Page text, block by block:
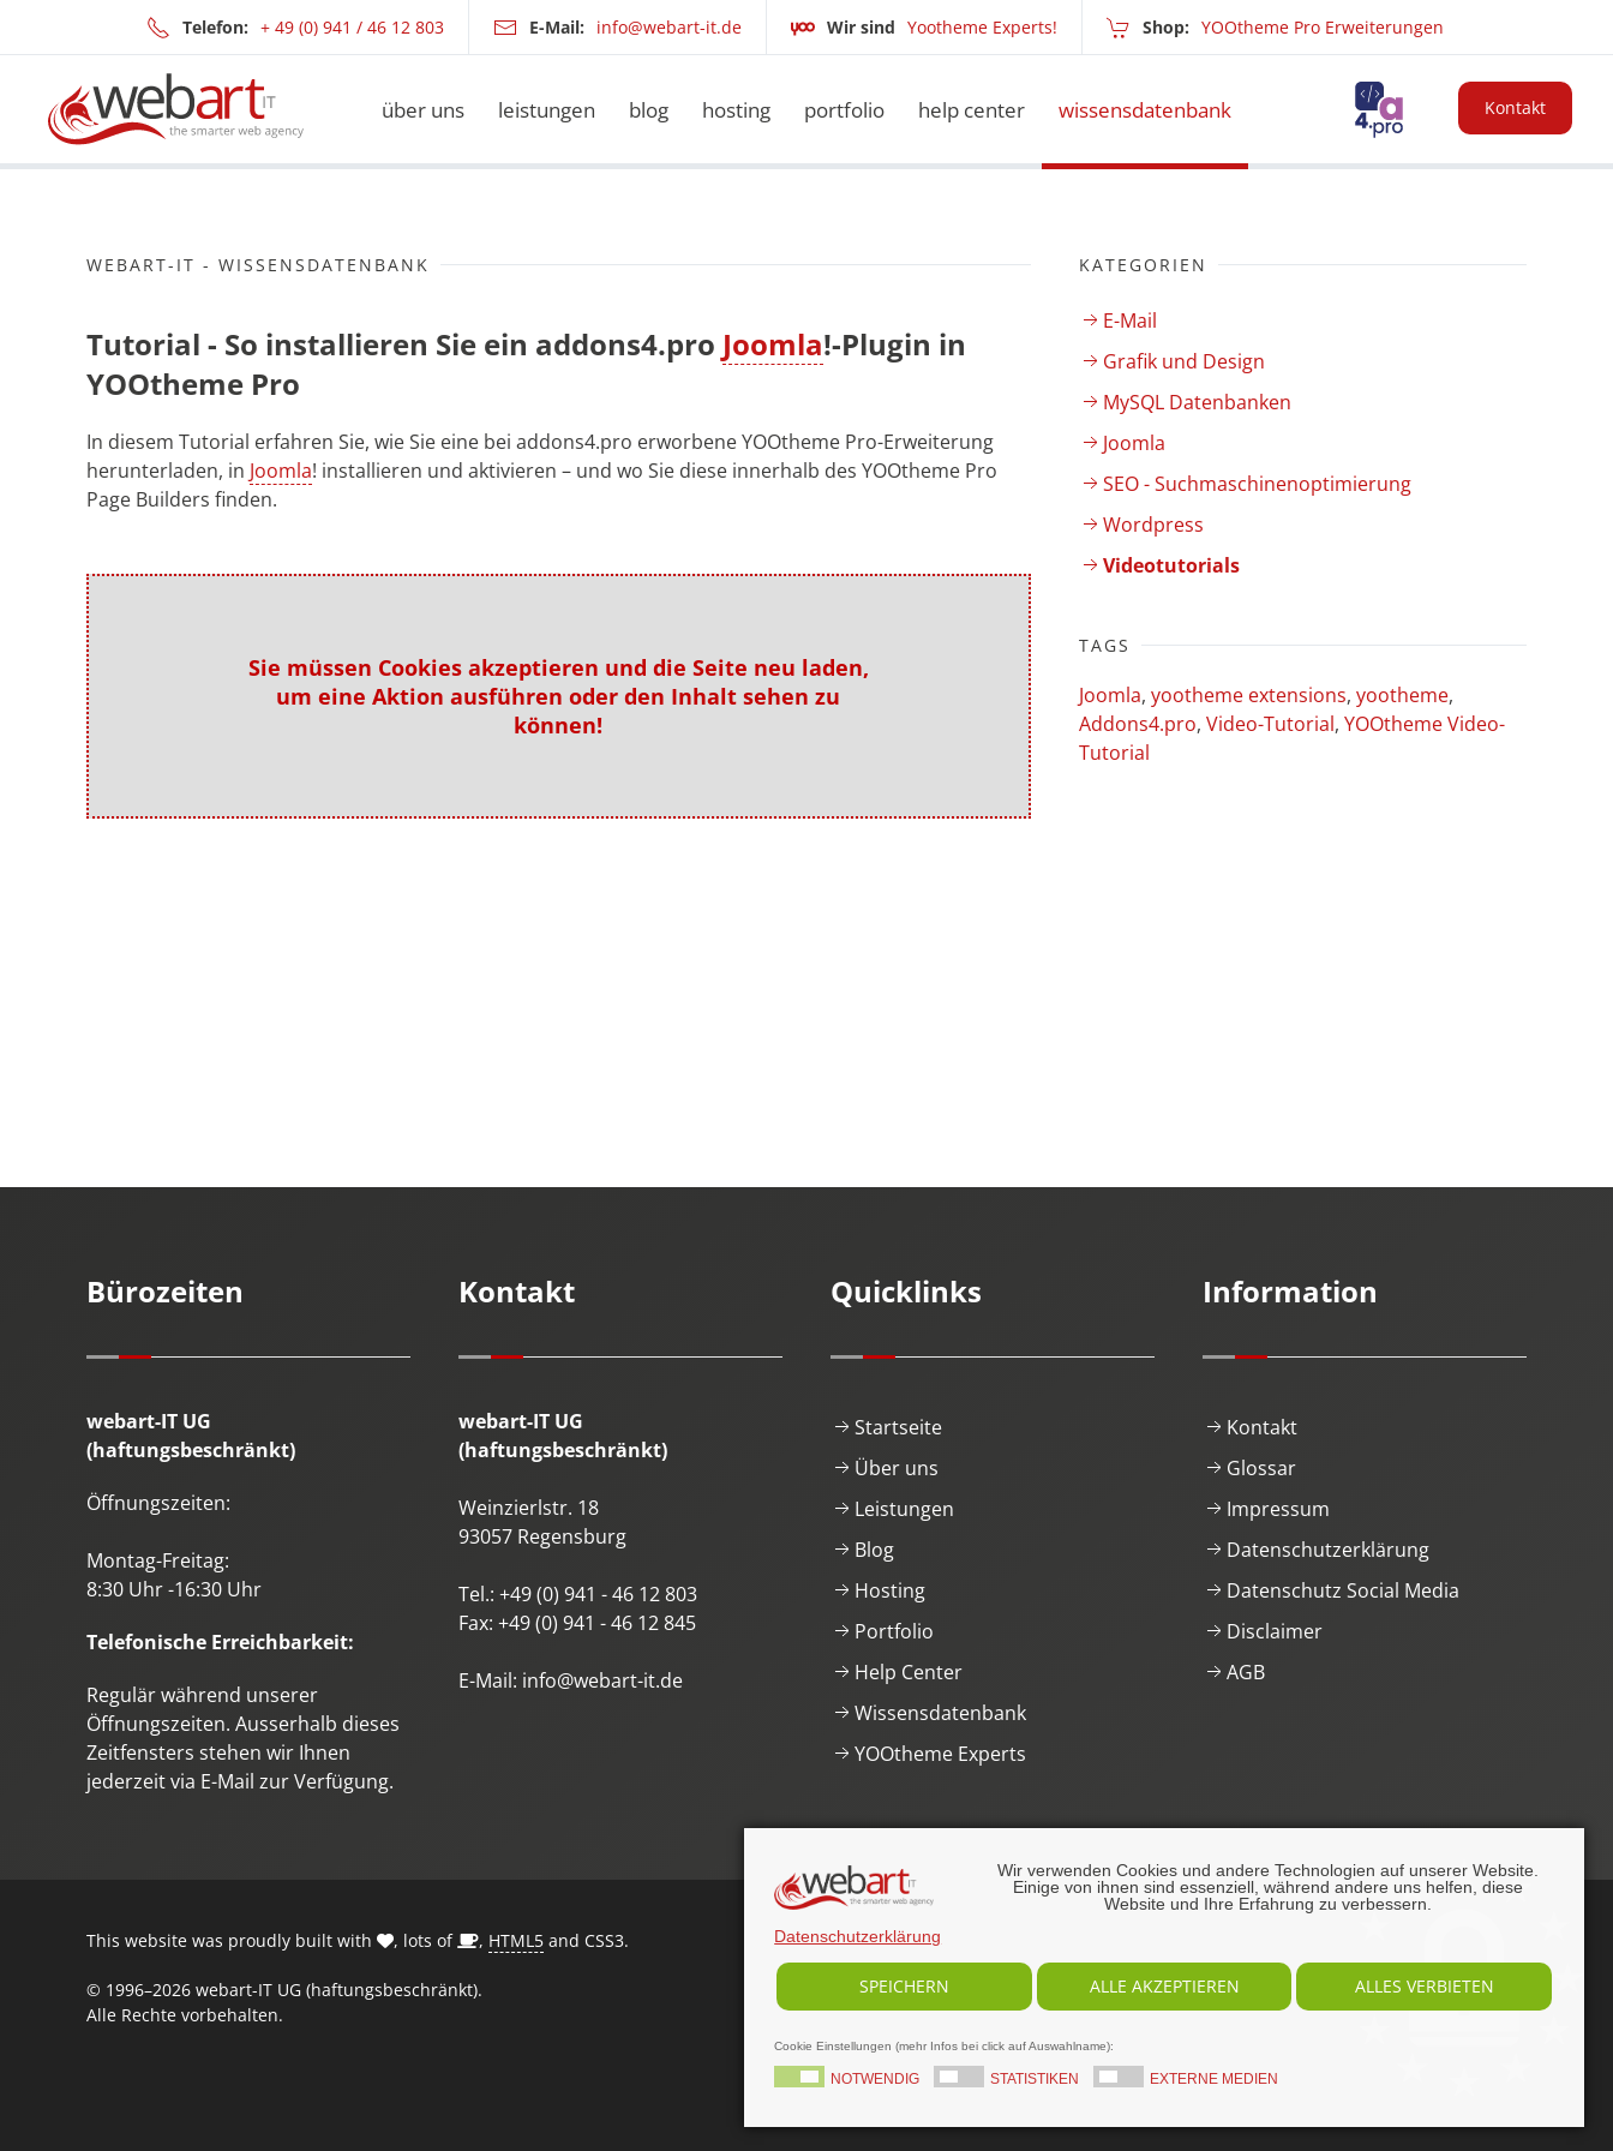
Wir verwenden Cookies und andere Technologien auf unserer Website.
Einige von ihnen sind essenziell, während andere uns helfen, diese
Website und Ihre Erfahrung zu verbessern.
Datenschutzerklärung
SPEICHERN ALLE AKZEPTIEREN ALLES VERBIETEN
Cookie Einstellungen (mehr Infos bei click auf Auswahlname):
NOTWENDIG STATISTIKEN EXTERNE MEDIEN
Zum Hauptinhalt springen
Telefon: + 49 (0) 941 / 46 12 803 E-Mail: info@webart-it.de Wir sind Yootheme Experts! Shop: YOOtheme Pro Erweiterungen
über uns leistungen blog hosting portfolio help center wissensdatenbank Kontakt
WEBART-IT - WISSENSDATENBANK
Tutorial - So installieren Sie ein addons4.pro Joomla!-Plugin in
YOOtheme Pro
In diesem Tutorial erfahren Sie, wie Sie eine bei addons4.pro erworbene YOOtheme Pro-Erweiterung
herunterladen, in Joomla! installieren und aktivieren – und wo Sie diese innerhalb des YOOtheme Pro
Page Builders finden.
Sie müssen Cookies akzeptieren und die Seite neu laden,
um eine Aktion ausführen oder den Inhalt sehen zu
können!
KATEGORIEN
E-Mail
Grafik und Design
MySQL Datenbanken
Joomla
SEO - Suchmaschinenoptimierung
Wordpress
Videotutorials
TAGS
Joomla, yootheme extensions, yootheme,
Addons4.pro, Video-Tutorial, YOOtheme Video-
Tutorial
Bürozeiten
webart-IT UG
(haftungsbeschränkt)
Öffnungszeiten:
Montag-Freitag:
8:30 Uhr -16:30 Uhr
Telefonische Erreichbarkeit:
Regulär während unserer
Öffnungszeiten. Ausserhalb dieses
Zeitfensters stehen wir Ihnen
jederzeit via E-Mail zur Verfügung.
Kontakt
webart-IT UG
(haftungsbeschränkt)
Weinzierlstr. 18
93057 Regensburg
Tel.: +49 (0) 941 - 46 12 803
Fax: +49 (0) 941 - 46 12 845
E-Mail: info@webart-it.de
Quicklinks
Startseite
Über uns
Leistungen
Blog
Hosting
Portfolio
Help Center
Wissensdatenbank
YOOtheme Experts
Information
Kontakt
Glossar
Impressum
Datenschutzerklärung
Datenschutz Social Media
Disclaimer
AGB
This website was proudly built with , lots of , HTML5 and CSS3.
© 1996–2026 webart-IT UG (haftungsbeschränkt).
Alle Rechte vorbehalten.